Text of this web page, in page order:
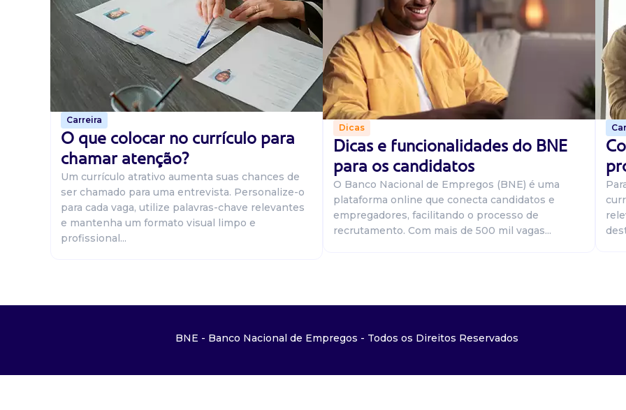
Carreira
O que colocar no currículo para
chamar atenção?
Um currículo atrativo aumenta suas chances de
ser chamado para uma entrevista. Personalize-o
para cada vaga, utilize palavras-chave relevantes
e mantenha um formato visual limpo e
profissional...
Dicas
Dicas e funcionalidades do BNE
para os candidatos
O Banco Nacional de Empregos (BNE) é uma
plataforma online que conecta candidatos e
empregadores, facilitando o processo de
recrutamento. Com mais de 500 mil vagas...
BNE - Banco Nacional de Empregos - Todos os Direitos Reservados